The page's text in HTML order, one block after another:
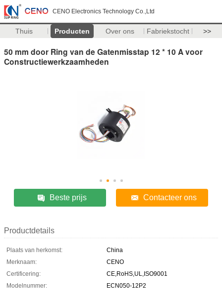
CENO Electronics Technology Co.,Ltd
Thuis Producten Over ons Fabriekstocht >>
50 mm door Ring van de Gatenmisstap 12 * 10 A voor
Constructiewerkzaamheden
Beste prijs Contacteer ons
Productdetails
Plaats van herkomst:
China
Merknaam:
CENO
Certificering:
CE,RoHS,UL,ISO9001
Modelnummer:
ECN050-12P2